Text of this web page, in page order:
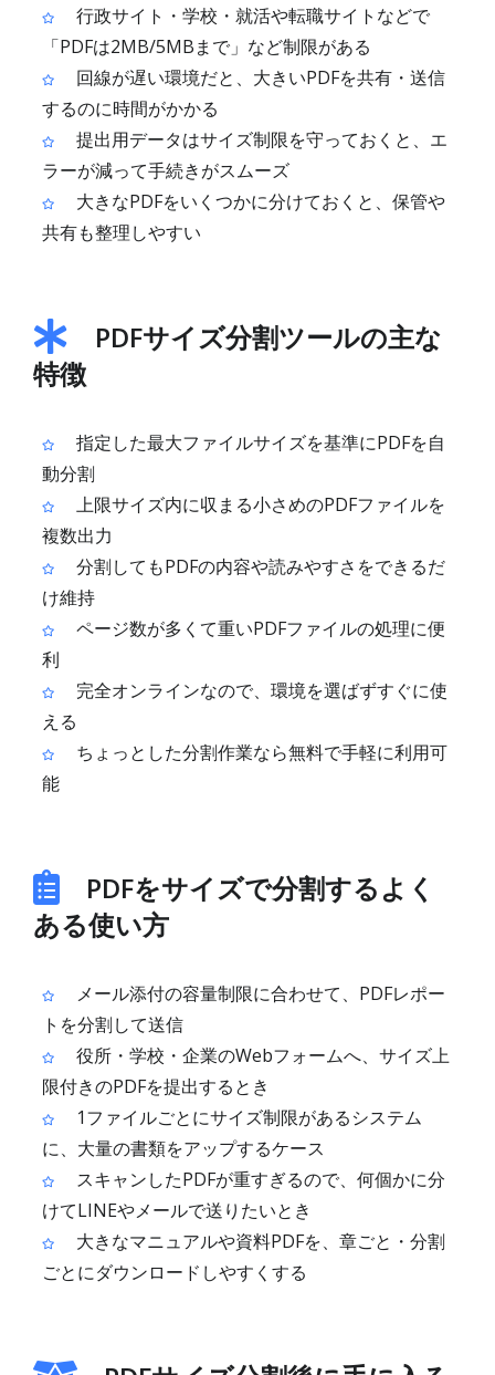
行政サイト・学校・就活や転職サイトなどで
「PDFは2MB/5MBまで」など制限がある
回線が遅い環境だと、大きいPDFを共有・送信
するのに時間がかかる
提出用データはサイズ制限を守っておくと、エ
ラーが減って手続きがスムーズ
大きなPDFをいくつかに分けておくと、保管や
共有も整理しやすい
PDFサイズ分割ツールの主な
特徴
指定した最大ファイルサイズを基準にPDFを自
動分割
上限サイズ内に収まる小さめのPDFファイルを
複数出力
分割してもPDFの内容や読みやすさをできるだ
け維持
ページ数が多くて重いPDFファイルの処理に便
利
完全オンラインなので、環境を選ばずすぐに使
える
ちょっとした分割作業なら無料で手軽に利用可
能
PDFをサイズで分割するよく
ある使い方
メール添付の容量制限に合わせて、PDFレポー
トを分割して送信
役所・学校・企業のWebフォームへ、サイズ上
限付きのPDFを提出するとき
1ファイルごとにサイズ制限があるシステム
に、大量の書類をアップするケース
スキャンしたPDFが重すぎるので、何個かに分
けてLINEやメールで送りたいとき
大きなマニュアルや資料PDFを、章ごと・分割
ごとにダウンロードしやすくする